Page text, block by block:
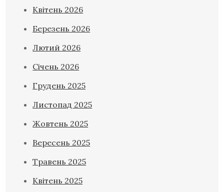
Квітень 2026
Березень 2026
Лютий 2026
Січень 2026
Грудень 2025
Листопад 2025
Жовтень 2025
Вересень 2025
Травень 2025
Квітень 2025